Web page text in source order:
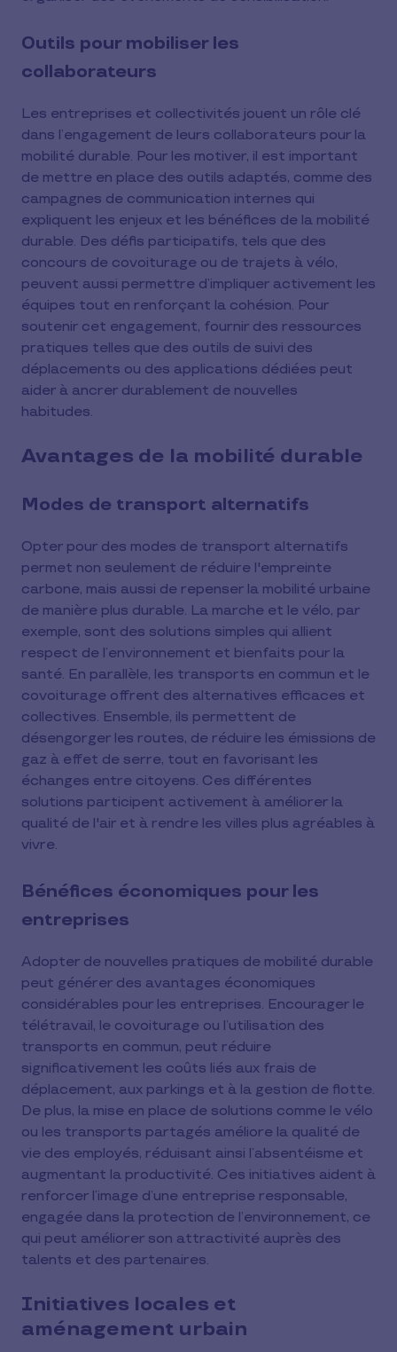
Outils pour mobiliser les
collaborateurs
Les entreprises et collectivités jouent un rôle clé
dans l’engagement de leurs collaborateurs pour la
mobilité durable. Pour les motiver, il est important
de mettre en place des outils adaptés, comme des
campagnes de communication internes qui
expliquent les enjeux et les bénéfices de la mobilité
durable. Des défis participatifs, tels que des
concours de covoiturage ou de trajets à vélo,
peuvent aussi permettre d’impliquer activement les
équipes tout en renforçant la cohésion. Pour
soutenir cet engagement, fournir des ressources
pratiques telles que des outils de suivi des
déplacements ou des applications dédiées peut
aider à ancrer durablement de nouvelles
habitudes.
Avantages de la mobilité durable
Modes de transport alternatifs
Opter pour des modes de transport alternatifs
permet non seulement de réduire l'empreinte
carbone, mais aussi de repenser la mobilité urbaine
de manière plus durable. La marche et le vélo, par
exemple, sont des solutions simples qui allient
respect de l’environnement et bienfaits pour la
santé. En parallèle, les transports en commun et le
covoiturage offrent des alternatives efficaces et
collectives. Ensemble, ils permettent de
désengorger les routes, de réduire les émissions de
gaz à effet de serre, tout en favorisant les
échanges entre citoyens. Ces différentes
solutions participent activement à améliorer la
qualité de l'air et à rendre les villes plus agréables à
vivre.
Bénéfices économiques pour les
entreprises
Adopter de nouvelles pratiques de mobilité durable
peut générer des avantages économiques
considérables pour les entreprises. Encourager le
télétravail, le covoiturage ou l’utilisation des
transports en commun, peut réduire
significativement les coûts liés aux frais de
déplacement, aux parkings et à la gestion de flotte.
De plus, la mise en place de solutions comme le vélo
ou les transports partagés améliore la qualité de
vie des employés, réduisant ainsi l’absentéisme et
augmentant la productivité. Ces initiatives aident à
renforcer l’image d’une entreprise responsable,
engagée dans la protection de l’environnement, ce
qui peut améliorer son attractivité auprès des
talents et des partenaires.
Initiatives locales et
aménagement urbain